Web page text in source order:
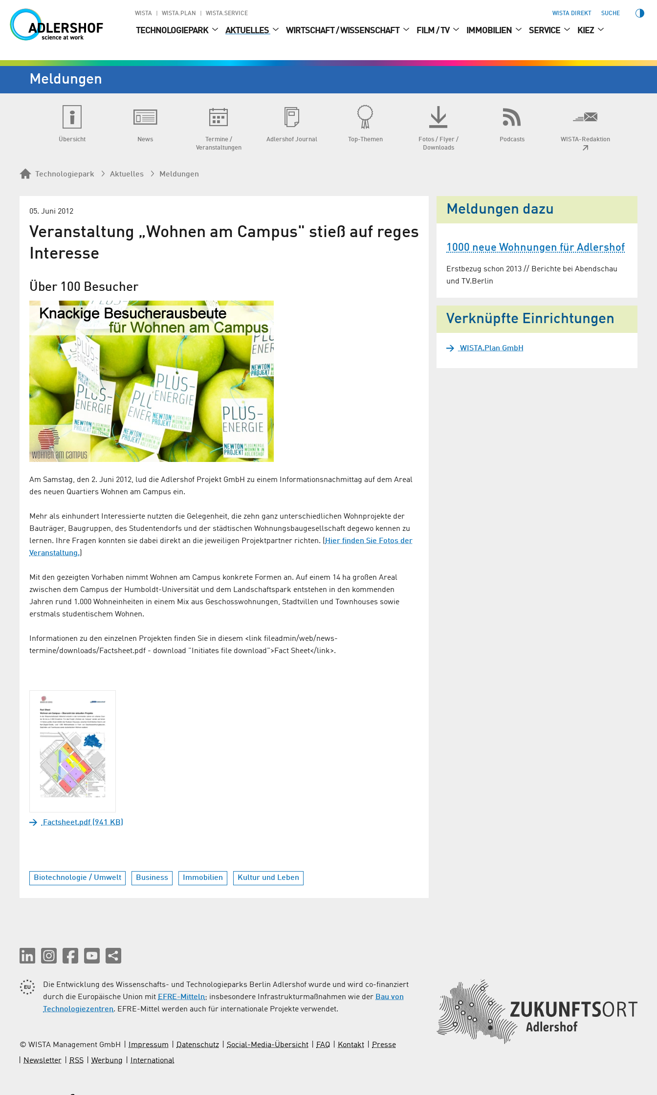
WISTA WISTA.PLAN WISTA.SERVICE WISTA DIREKT SUCHE
TECHNOLOGIEPARK AKTUELLES WIRTSCHAFT / WISSENSCHAFT FILM / TV IMMOBILIEN SERVICE KIEZ
Meldungen
Übersicht News
Termine /
Veranstaltungen
Adlershof Journal Top-Themen
Fotos / Flyer /
Downloads
Podcasts WISTA-Redaktion
Technologiepark Aktuelles Meldungen
05. Juni 2012
Veranstaltung „Wohnen am Campus" stieß auf reges
Interesse
Über 100 Besucher
Am Samstag, den 2. Juni 2012, lud die Adlershof Projekt GmbH zu einem Informationsnachmittag auf dem Areal
des neuen Quartiers Wohnen am Campus ein.
Mehr als einhundert Interessierte nutzten die Gelegenheit, die zehn ganz unterschiedlichen Wohnprojekte der
Bauträger, Baugruppen, des Studentendorfs und der städtischen Wohnungsbaugesellschaft degewo kennen zu
lernen. Ihre Fragen konnten sie dabei direkt an die jeweiligen Projektpartner richten. (Hier finden Sie Fotos der
Veranstaltung.)
Mit den gezeigten Vorhaben nimmt Wohnen am Campus konkrete Formen an. Auf einem 14 ha großen Areal
zwischen dem Campus der Humboldt-Universität und dem Landschaftspark entstehen in den kommenden
Jahren rund 1.000 Wohneinheiten in einem Mix aus Geschosswohnungen, Stadtvillen und Townhouses sowie
erstmals studentischem Wohnen.
Informationen zu den einzelnen Projekten finden Sie in diesem <link fileadmin/web/news-
termine/downloads/Factsheet.pdf - download "Initiates file download">Fact Sheet</link>.
Factsheet.pdf (941 KB)
Biotechnologie / Umwelt Business Immobilien Kultur und Leben
Meldungen dazu
1000 neue Wohnungen für Adlershof
Erstbezug schon 2013 // Berichte bei Abendschau
und TV.Berlin
Verknüpfte Einrichtungen
WISTA.Plan GmbH
Die Entwicklung des Wissenschafts- und Technologieparks Berlin Adlershof wurde und wird co-finanziert
durch die Europäische Union mit EFRE-Mitteln; insbesondere Infrastrukturmaßnahmen wie der Bau von
Technologiezentren. EFRE-Mittel werden auch für internationale Projekte verwendet.
© WISTA Management GmbH Impressum Datenschutz Social-Media-Übersicht FAQ Kontakt
Presse
Newsletter
RSS Werbung International